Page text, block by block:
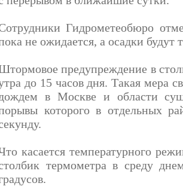
Гидрометеобюро
не ожидается, а осадки будут
предупреждение в
до 15 часов дня. Такая мера
в Москве и области
которого в отдельных
касается температурного
термометра в среду